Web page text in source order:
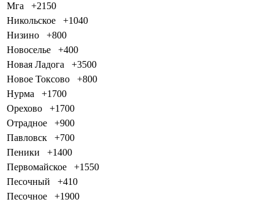
Мга
+2150
Никольское
+1040
Низино
+800
Новоселье
+400
Новая Ладога
+3500
Новое Токсово
+800
Нурма
+1700
Орехово
+1700
Отрадное
+900
Павловск
+700
Пеники
+1400
Первомайское
+1550
Песочный
+410
Песочное
+1900